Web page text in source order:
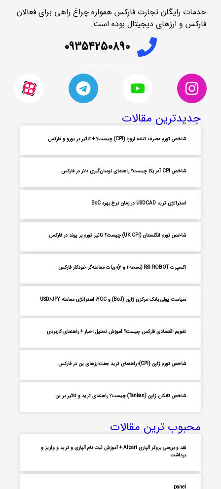
خدمات رایگان تجارت فارکس همواره چراغ راهی برای فعالان
فارکس و ارزهای دیجیتال بوده است.
09354250890
جدیدترین مقالات
شاخص تورم مصرف کننده اروپا (CPI) چیست؟ + تاثیر بر یورو و فارکس
شاخص CPI آمریکا چیست؟ راهنمای نوسان‌گیری دلار در فارکس
استراتژی ترید USDCAD در زمان نرخ بهره BoC
شاخص تورم انگلستان (UK CPI) چیست؟ تاثیر تورم بر پوند در فارکس
اکسپرت RSI ROBOT (نسخه ۱ و ۲)؛ ربات معامله‌گر خودکار فارکس
سیاست پولی بانک مرکزی ژاپن (BoJ) و YCC؛ استراتژی معامله USD/JPY
تقویم اقتصادی فارکس چیست؟ آموزش تحلیل اخبار + راهنمای کاربردی
شاخص تورم ژاپن (CPI)؛ راهنمای ترید جفت‌ارزهای ین در فارکس
شاخص تانکان ژاپن (Tankan) چیست؟ راهنمای ترید و تاثیر بر ین
محبوب ترین مقالات
نقد و بررسی بروکر آلپاری Alpari + آموزش ثبت نام آلپاری و ترید و واریز و
برداشت
panel